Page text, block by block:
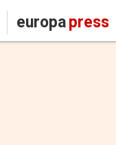
europapress